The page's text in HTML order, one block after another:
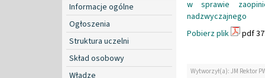
Informacje ogólne
Ogłoszenia
Struktura uczelni
Skład osobowy
Władze
w sprawie
nadzwyczajnego
Pobierz plik
pdf
Wytworzył(a): JM Rektor